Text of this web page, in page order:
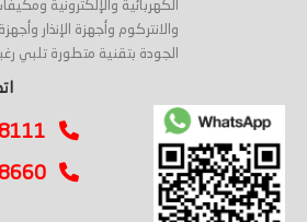
الكهربائية والإلكترونية
والانتركوم وأجهزة الإنذار
الجودة بتقنية متطورة تلبي